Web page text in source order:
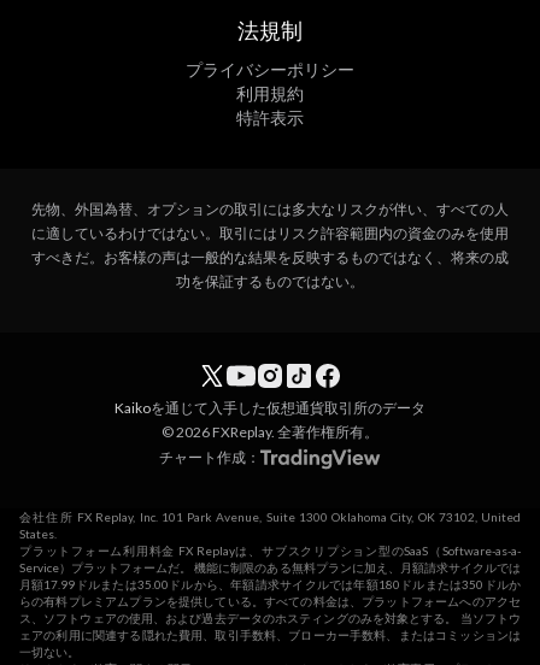
法規制
プライバシーポリシー
利用規約
特許表示
先物、外国為替、オプションの取引には多大なリスクが伴い、すべての人
に適しているわけではない。取引にはリスク許容範囲内の資金のみを使用
すべきだ。お客様の声は一般的な結果を反映するものではなく、将来の成
功を保証するものではない。
Kaikoを通じて入手した仮想通貨取引所のデータ
© 2026 FXReplay. 全著作権所有。
チャート作成：
会社住所 FX Replay, Inc. 101 Park Avenue, Suite 1300 Oklahoma City, OK 73102, United
States.
プラットフォーム利用料金 FX Replayは、サブスクリプション型のSaaS（Software-as-a-
Service）プラットフォームだ。 機能に制限のある無料プランに加え、月額請求サイクルでは
月額17.99ドルまたは35.00ドルから、年額請求サイクルでは年額180ドルまたは350ドルか
らの有料プレミアムプランを提供している。すべての料金は、プラットフォームへのアクセ
ス、ソフトウェアの使用、および過去データのホスティングのみを対象とする。 当ソフトウ
ェアの利用に関連する隠れた費用、取引手数料、ブローカー手数料、またはコミッションは
一切ない。